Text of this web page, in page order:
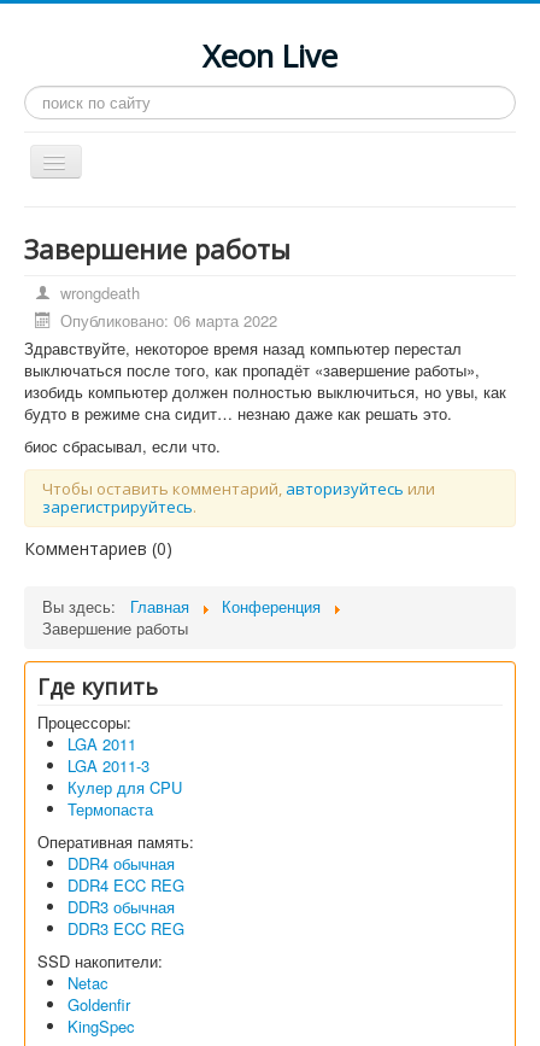
Xeon Live
Искать...
Toggle
Navigation
LGA 2011-3
LGA 2011
Процессоры
Инструкции
Рейтинги
Конференция
Системные программы
Софт
Завершение работы
wrongdeath
Опубликовано: 06 марта 2022
Здравствуйте, некоторое время назад компьютер перестал
выключаться после того, как пропадёт «завершение работы»,
изобидь компьютер должен полностью выключиться, но увы, как
будто в режиме сна сидит… незнаю даже как решать это.
биос сбрасывал, если что.
Чтобы оставить комментарий, авторизуйтесь или
зарегистрируйтесь.
Комментариев (0)
Вы здесь: Главная
Конференция
Завершение работы
Где купить
Процессоры:
LGA 2011
LGA 2011-3
Кулер для CPU
Термопаста
Оперативная память:
DDR4 обычная
DDR4 ECC REG
DDR3 обычная
DDR3 ECC REG
SSD накопители:
Netac
Goldenfir
KingSpec